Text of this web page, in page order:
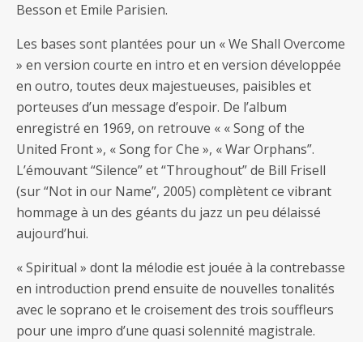
Besson et Emile Parisien.
Les bases sont plantées pour un « We Shall Overcome
» en version courte en intro et en version développée
en outro, toutes deux majestueuses, paisibles et
porteuses d’un message d’espoir. De l’album
enregistré en 1969, on retrouve « « Song of the
United Front », « Song for Che », « War Orphans”.
L’émouvant “Silence” et “Throughout” de Bill Frisell
(sur “Not in our Name”, 2005) complètent ce vibrant
hommage à un des géants du jazz un peu délaissé
aujourd’hui.
« Spiritual » dont la mélodie est jouée à la contrebasse
en introduction prend ensuite de nouvelles tonalités
avec le soprano et le croisement des trois souffleurs
pour une impro d’une quasi solennité magistrale.